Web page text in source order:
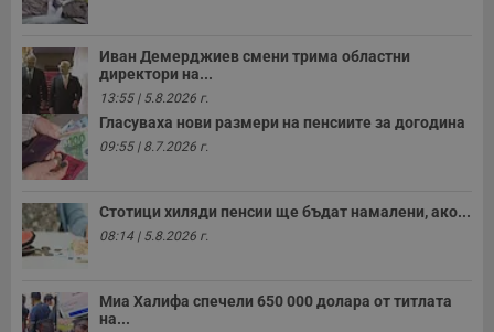
Иван Демерджиев смени трима областни
директори на...
13:55 | 5.8.2026 г.
Гласуваха нови размери на пенсиите за догодина
09:55 | 8.7.2026 г.
Стотици хиляди пенсии ще бъдат намалени, ако...
08:14 | 5.8.2026 г.
Миа Халифа спечели 650 000 долара от титлата
на...